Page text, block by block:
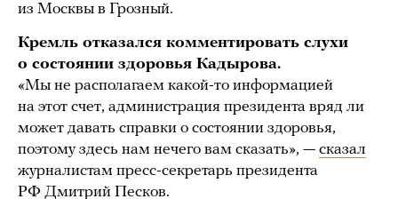
из Москвы в Грозный.
Кремль отказался комментировать слухи
о состоянии здоровья Кадырова.
«Мы не располагаем какой-то информацией
на этот счет, администрация президента вряд ли
может давать справки о состоянии здоровья,
поэтому здесь нам нечего вам сказать», — сказал
журналистам пресс-секретарь президента
РФ Дмитрий Песков.